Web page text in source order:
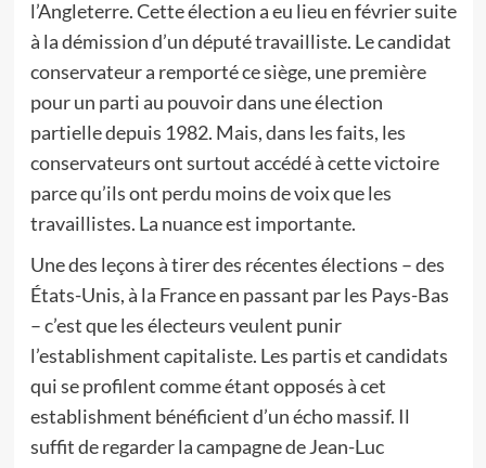
l’Angleterre. Cette élection a eu lieu en février suite
à la démission d’un député travailliste. Le candidat
conservateur a remporté ce siège, une première
pour un parti au pouvoir dans une élection
partielle depuis 1982. Mais, dans les faits, les
conservateurs ont surtout accédé à cette victoire
parce qu’ils ont perdu moins de voix que les
travaillistes. La nuance est importante.
Une des leçons à tirer des récentes élections – des
États-Unis, à la France en passant par les Pays-Bas
– c’est que les électeurs veulent punir
l’establishment capitaliste. Les partis et candidats
qui se profilent comme étant opposés à cet
establishment bénéficient d’un écho massif. Il
suffit de regarder la campagne de Jean-Luc